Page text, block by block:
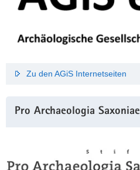
Zu den AGiS Internetseiten
Pro Archaeologia Saxoniae